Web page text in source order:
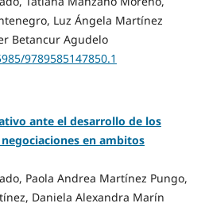
Luz Ángela Martínez
Betancur Agudelo
9789585147850.1
ante el desarrollo de los
en ambitos
Paola Andrea Martínez Pungo,
Daniela Alexandra Marín